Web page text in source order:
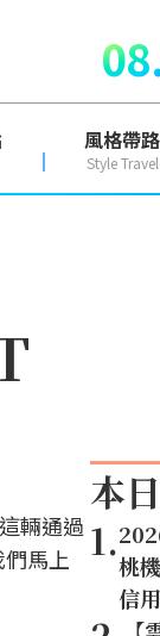
風格帶路
Style Travel
輛通過
馬上
本
1.桃
信